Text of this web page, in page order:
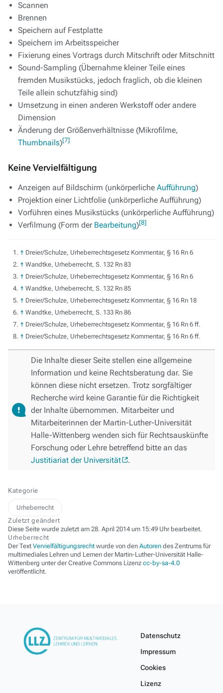
Scannen
Brennen
Speichern auf Festplatte
Speichern im Arbeitsspeicher
Fixierung eines Vortrags durch Mitschrift oder Mitschnitt
Sound-Sampling (Übernahme kleiner Teile eines
fremden Musikstücks, jedoch fraglich, ob die kleinen
Teile allein schutzfähig sind)
Umsetzung in einen anderen Werkstoff oder andere
Dimension
Änderung der Größenverhältnisse (Mikrofilme,
Thumbnails)[7]
Keine Vervielfältigung
Anzeigen auf Bildschirm (unkörperliche Aufführung)
Projektion einer Lichtfolie (unkörperliche Aufführung)
Vorführen eines Musikstücks (unkörperliche Aufführung)
Verfilmung (Form der Bearbeitung)[8]
↑ Dreier/Schulze, Urheberrechtsgesetz Kommentar, § 16 Rn 6
↑ Wandtke, Urheberrecht, S. 132 Rn 83
↑ Dreier/Schulze, Urheberrechtsgesetz Kommentar, § 16 Rn 6
↑ Wandtke, Urheberrecht, S. 132 Rn 85
↑ Dreier/Schulze, Urheberrechtsgesetz Kommentar, § 16 Rn 18
↑ Wandtke, Urheberrecht, S. 133 Rn 86
↑ Dreier/Schulze, Urheberrechtsgesetz Kommentar, § 16 Rn 6 ff.
↑ Dreier/Schulze, Urheberrechtsgesetz Kommentar, § 16 Rn 6 ff.
Die Inhalte dieser Seite stellen eine allgemeine
Information und keine Rechtsberatung dar. Sie
können diese nicht ersetzen. Trotz sorgfältiger
Recherche wird keine Garantie für die Richtigkeit
der Inhalte übernommen. Mitarbeiter und
Mitarbeiterinnen der Martin-Luther-Universität
Halle-Wittenberg wenden sich für Rechtsauskünfte
Forschung oder Lehre betreffend bitte an das
Justitiariat der Universität
.
Kategorie
Urheberrecht
Zuletzt geändert
Diese Seite wurde zuletzt am 28. April 2014 um 15:49 Uhr bearbeitet.
Urheberrecht
Der Text Vervielfältigungsrecht wurde von den Autoren des Zentrums für
multimediales Lehren und Lernen der Martin-Luther-Universität Halle-
Wittenberg unter der Creative Commons Lizenz cc-by-sa-4.0
veröffentlicht.
Datenschutz
Impressum
Cookies
Lizenz